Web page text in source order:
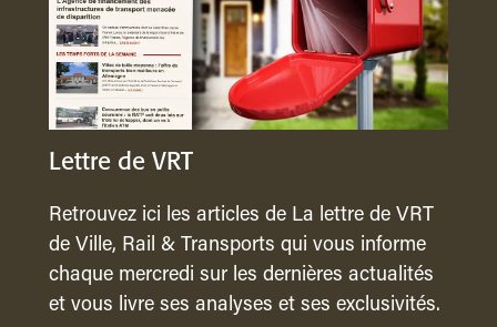
Lettre de VRT
Retrouvez ici les articles de La lettre de VRT
de Ville, Rail & Transports qui vous informe
chaque mercredi sur les dernières actualités
et vous livre ses analyses et ses exclusivités.